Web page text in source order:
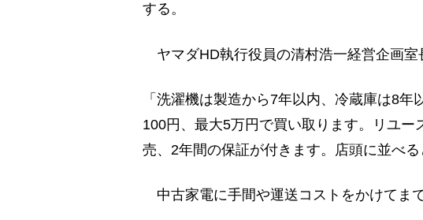
する。
ヤマダHD執行役員の清村浩一経営企画室
「洗濯機は製造から7年以内、冷蔵庫は8
100円、最大5万円で買い取ります。リユー
売、2年間の保証が付きます。店頭に並べる
中古家電に手間や運送コストをかけてま